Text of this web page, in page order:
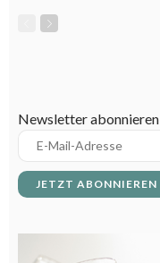
Newsletter abonnieren